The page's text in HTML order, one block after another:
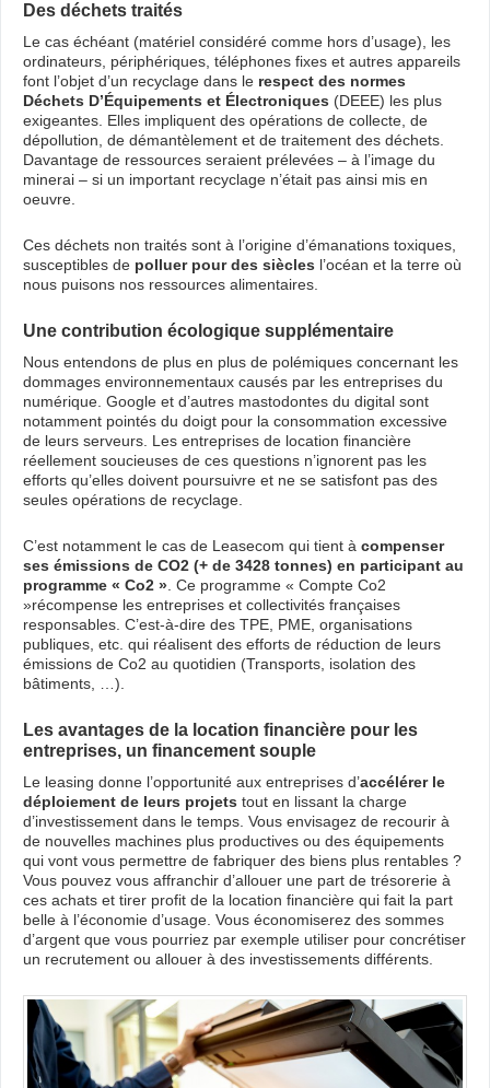
Des déchets traités
Le cas échéant (matériel considéré comme hors d’usage), les
ordinateurs, périphériques, téléphones fixes et autres appareils
font l’objet d’un recyclage dans le respect des normes
Déchets D’Équipements et Électroniques (DEEE) les plus
exigeantes. Elles impliquent des opérations de collecte, de
dépollution, de démantèlement et de traitement des déchets.
Davantage de ressources seraient prélevées – à l’image du
minerai – si un important recyclage n’était pas ainsi mis en
oeuvre.
Ces déchets non traités sont à l’origine d’émanations toxiques,
susceptibles de polluer pour des siècles l’océan et la terre où
nous puisons nos ressources alimentaires.
Une contribution écologique supplémentaire
Nous entendons de plus en plus de polémiques concernant les
dommages environnementaux causés par les entreprises du
numérique. Google et d’autres mastodontes du digital sont
notamment pointés du doigt pour la consommation excessive
de leurs serveurs. Les entreprises de location financière
réellement soucieuses de ces questions n’ignorent pas les
efforts qu’elles doivent poursuivre et ne se satisfont pas des
seules opérations de recyclage.
C’est notamment le cas de Leasecom qui tient à compenser
ses émissions de CO2 (+ de 3428 tonnes) en participant au
programme « Co2 » . Ce programme « Compte Co2
»récompense les entreprises et collectivités françaises
responsables. C’est-à-dire des TPE, PME, organisations
publiques, etc. qui réalisent des efforts de réduction de leurs
émissions de Co2 au quotidien (Transports, isolation des
bâtiments, …).
Les avantages de la location financière pour les
entreprises, un financement souple
Le leasing donne l’opportunité aux entreprises d’accélérer le
déploiement de leurs projets tout en lissant la charge
d’investissement dans le temps. Vous envisagez de recourir à
de nouvelles machines plus productives ou des équipements
qui vont vous permettre de fabriquer des biens plus rentables ?
Vous pouvez vous affranchir d’allouer une part de trésorerie à
ces achats et tirer profit de la location financière qui fait la part
belle à l’économie d’usage. Vous économiserez des sommes
d’argent que vous pourriez par exemple utiliser pour concrétiser
un recrutement ou allouer à des investissements différents.